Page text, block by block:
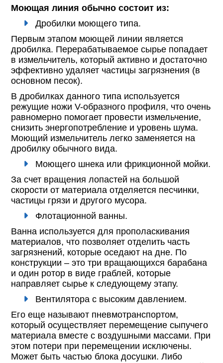
Моющая линия обычно состоит из:
Дробилки моющего типа.
Первым этапом моющей линии является
дробилка. Перерабатываемое сырье попадает
в измельчитель, который активно и достаточно
эффективно удаляет частицы загрязнения (в
основном песок).
В дробилках данного типа используется
режущие ножи V-образного профиля, что очень
равномерно помогает провести измельчение,
снизить энергопотребление и уровень шума.
Моющий измельчитель легко заменяется на
дробилку обычного вида.
Моющего шнека или фрикционной мойки.
За счет вращения лопастей на большой
скорости от материала отделяется песчинки,
частицы грязи и другого мусора.
Флотационной ванны.
Ванна используется для прополаскивания
материалов, что позволяет отделить часть
загрязнений, которые оседают на дне. По
конструкции – это три вращающихся барабана
и один ротор в виде граблей, которые
направляет сырье к следующему этапу.
Вентилятора с высоким давлением.
Его еще называют пневмотранспортом,
который осуществляет перемещение сыпучего
материала вместе с воздушными массами. При
этом потери при перемещении исключены.
Может быть частью блока досушки. Либо